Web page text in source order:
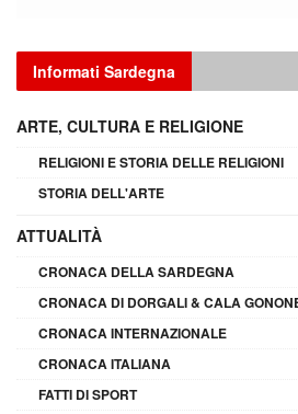
Informati Sardegna
ARTE, CULTURA E RELIGIONE
RELIGIONI E STORIA DELLE RELIGIONI
STORIA DELL'ARTE
ATTUALITÀ
CRONACA DELLA SARDEGNA
CRONACA DI DORGALI & CALA
CRONACA INTERNAZIONALE
CRONACA ITALIANA
FATTI DI SPORT